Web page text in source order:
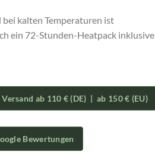
bei kalten Temperaturen ist
ein 72-Stunden-Heatpack inklusive.
ab 110 € (DE) | ab 150 € (EU)
Bewertungen